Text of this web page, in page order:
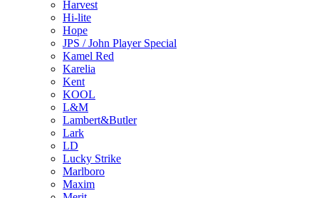
Harvest
Hi-lite
Hope
JPS / John Player Special
Kamel Red
Karelia
Kent
KOOL
L&M
Lambert&Butler
Lark
LD
Lucky Strike
Marlboro
Maxim